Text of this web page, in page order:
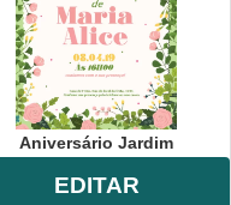
Aniversário Jardim
EDITAR